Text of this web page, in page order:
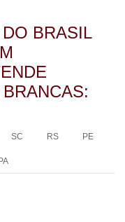
BRASIL
SC RS PE